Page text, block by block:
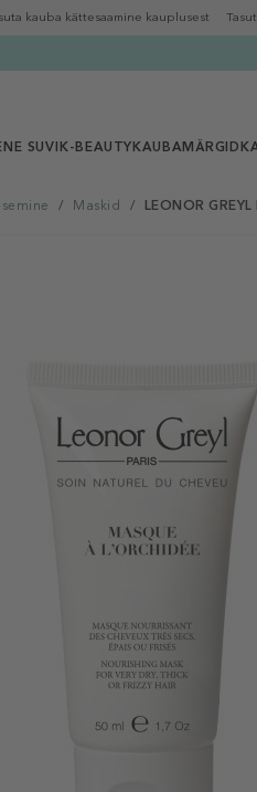
kauba kättesaamine kauplusest
SUVI K-BEAUTY KAUBAMÄRGID
/ Maskid / LEONOR